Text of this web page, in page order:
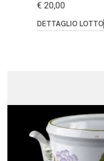
€ 20,00
DETTAGLIO LOTTO